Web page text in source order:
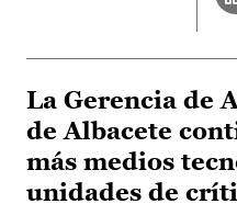
La Gerencia de
de Albacete
más medios
unidades de